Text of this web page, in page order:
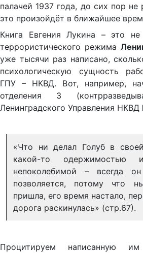
палачей 1937 года, до сих пор
это произойдёт в ближайшее
Книга Евгения Лукина – это не
террористического режима
уже тысячи раз написано,
психологическую сущность
ГПУ – НКВД. Вот, например,
отделения 3
Ленинградского Управления НКВД
«Что ни делал Голуб в
какой-то одержимостью
непоколебимой – всегда
позволяется, потому что
пришла, его время настало,
дорога раскинулась» (стр.67).
Процитируем написанную